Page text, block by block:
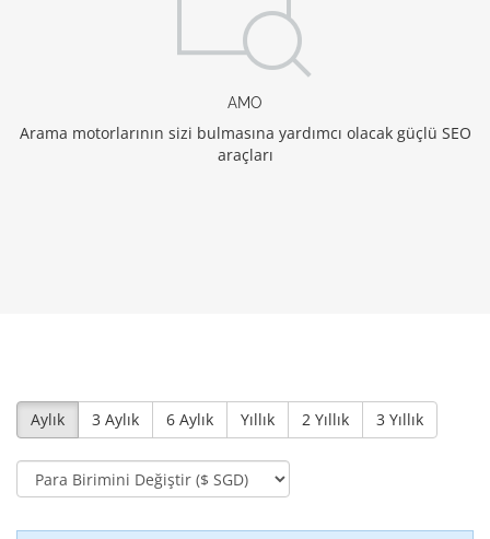
AMO
Arama motorlarının sizi bulmasına yardımcı olacak güçlü SEO
araçları
Aylık 3 Aylık 6 Aylık Yıllık 2 Yıllık 3 Yıllık